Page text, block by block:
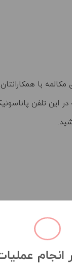
با
این تلفن
انجام